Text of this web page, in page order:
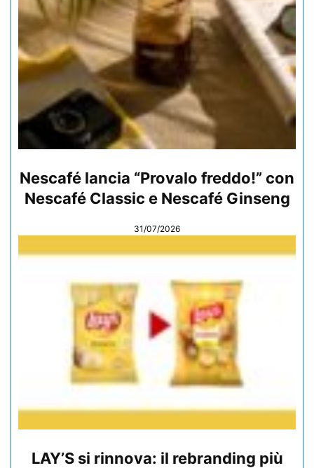
Nescafé lancia “Provalo freddo!” con
Nescafé Classic e Nescafé Ginseng
31/07/2026
LAY’S si rinnova: il rebranding più